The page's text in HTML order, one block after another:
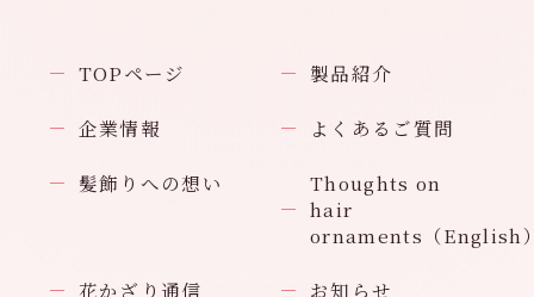
TOPページ 製品紹介
企業情報 よくあるご質問
髪飾りへの想い
Thoughts on
hair
ornaments（English
花かざり通信 お知らせ